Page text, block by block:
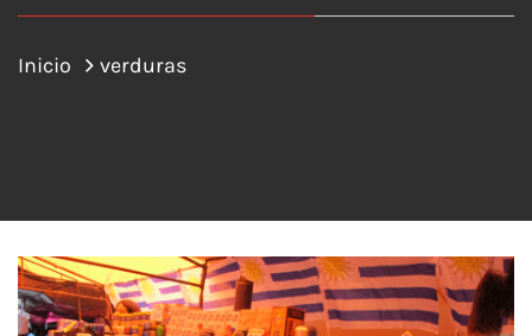
Inicio verduras